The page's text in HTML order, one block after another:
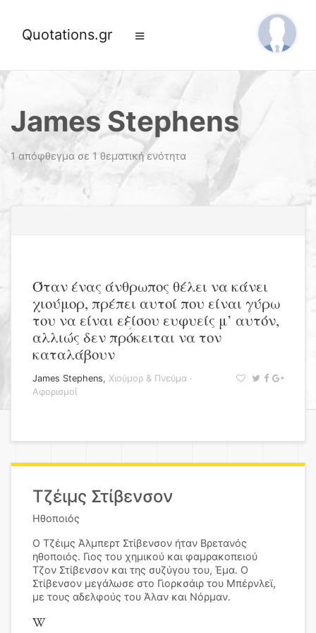
Quotations.gr
James Stephens
1 απόφθεγμα σε 1 θεματική ενότητα
Όταν ένας άνθρωπος θέλει να κάνει
χιούμορ, πρέπει αυτοί που είναι γύρω
του να είναι εξίσου ευφυείς μ’ αυτόν,
αλλιώς δεν πρόκειται να τον
καταλάβουν
James Stephens, Χιούμορ & Πνεύμα ·
Αφορισμοί
Τζέιμς Στίβενσον
Ηθοποιός
Ο Τζέιμς Άλμπερτ Στίβενσον ήταν Βρετανός
ηθοποιός. Γιος του χημικού και φαμρακοπειού
Τζον Στίβενσον και της συζύγου του, Έμα. Ο
Στίβενσον μεγάλωσε στο Γιορκσάιρ του Μπέρνλεϊ,
με τους αδελφούς του Άλαν και Νόρμαν.